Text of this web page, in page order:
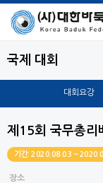
국제 대회
대회요강
제15회 국무총리
기간: 2020.08.03 ~
장소